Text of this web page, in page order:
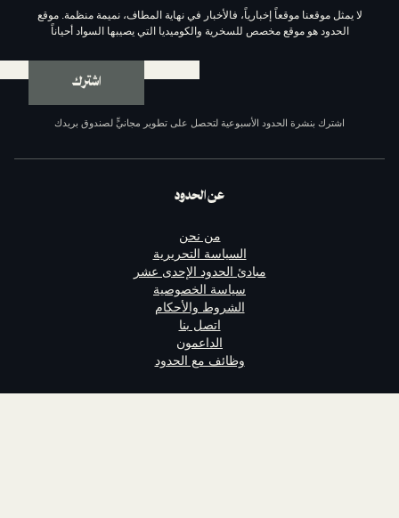
موقعاً إخبارياً، فالأخبار في نهاية المطاف، نميمة منظمة. موقع
مخصص للسخرية والكوميديا التي يصيبها السواد أحياناً
اشترك
الحدود الأسبوعية لتحصل على تطوير مجانيٍّ لصندوق بريدك
مبادئ الحدود الإحدى عشر